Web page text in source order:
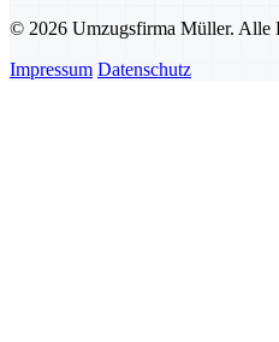
© 2026 Umzugsfirma Müller. Alle
Impressum Datenschutz